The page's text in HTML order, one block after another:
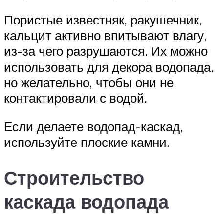
Пористые известняк, ракушечник,
кальцит активно впитывают влагу,
из-за чего разрушаются. Их можно
использовать для декора водопада,
но желательно, чтобы они не
контактировали с водой.
Если делаете водопад-каскад,
используйте плоские камни.
Строительство
каскада водопада